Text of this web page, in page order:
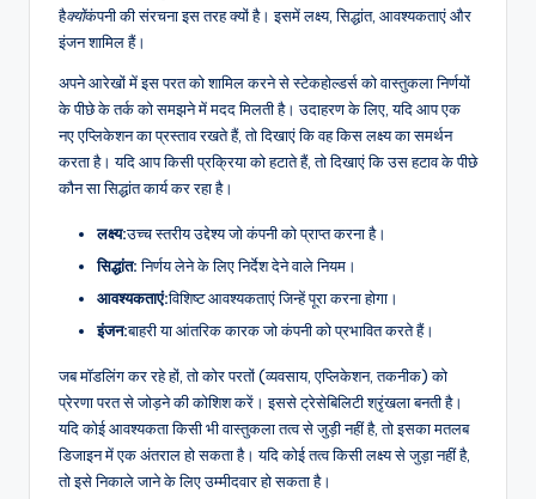
हैक्योंकंपनी की संरचना इस तरह क्यों है। इसमें लक्ष्य, सिद्धांत, आवश्यकताएं और
इंजन शामिल हैं।
अपने आरेखों में इस परत को शामिल करने से स्टेकहोल्डर्स को वास्तुकला निर्णयों
के पीछे के तर्क को समझने में मदद मिलती है। उदाहरण के लिए, यदि आप एक
नए एप्लिकेशन का प्रस्ताव रखते हैं, तो दिखाएं कि वह किस लक्ष्य का समर्थन
करता है। यदि आप किसी प्रक्रिया को हटाते हैं, तो दिखाएं कि उस हटाव के पीछे
कौन सा सिद्धांत कार्य कर रहा है।
लक्ष्य:उच्च स्तरीय उद्देश्य जो कंपनी को प्राप्त करना है।
सिद्धांत:निर्णय लेने के लिए निर्देश देने वाले नियम।
आवश्यकताएं:विशिष्ट आवश्यकताएं जिन्हें पूरा करना होगा।
इंजन:बाहरी या आंतरिक कारक जो कंपनी को प्रभावित करते हैं।
जब मॉडलिंग कर रहे हों, तो कोर परतों (व्यवसाय, एप्लिकेशन, तकनीक) को
प्रेरणा परत से जोड़ने की कोशिश करें। इससे ट्रेसेबिलिटी श्रृंखला बनती है।
यदि कोई आवश्यकता किसी भी वास्तुकला तत्व से जुड़ी नहीं है, तो इसका मतलब
डिजाइन में एक अंतराल हो सकता है। यदि कोई तत्व किसी लक्ष्य से जुड़ा नहीं है,
तो इसे निकाले जाने के लिए उम्मीदवार हो सकता है।